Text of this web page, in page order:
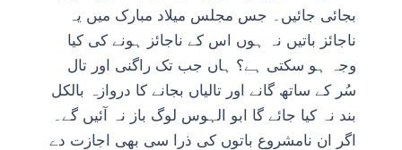
بجائی جائیں۔ جس مجلس میلاد مبارک میں یہ
ناجائز باتیں نہ ہوں اس کے ناجائز ہونے کی کیا
وجہ ہو سکتی ہے؟ ہاں جب تک راگنی اور تال
سُر کے ساتھ گانے اور تالیاں بجانے کا دروازہ بالکل
بند نہ کیا جائے گا ابو الہوس لوگ باز نہ آئیں گے۔
اگر ان نامشروع باتوں کی ذرا سی بھی اجازت دے